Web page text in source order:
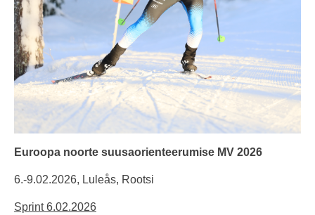
Euroopa noorte suusaorienteerumise MV 2026
6.-9.02.2026, Luleås, Rootsi
Sprint 6.02.2026